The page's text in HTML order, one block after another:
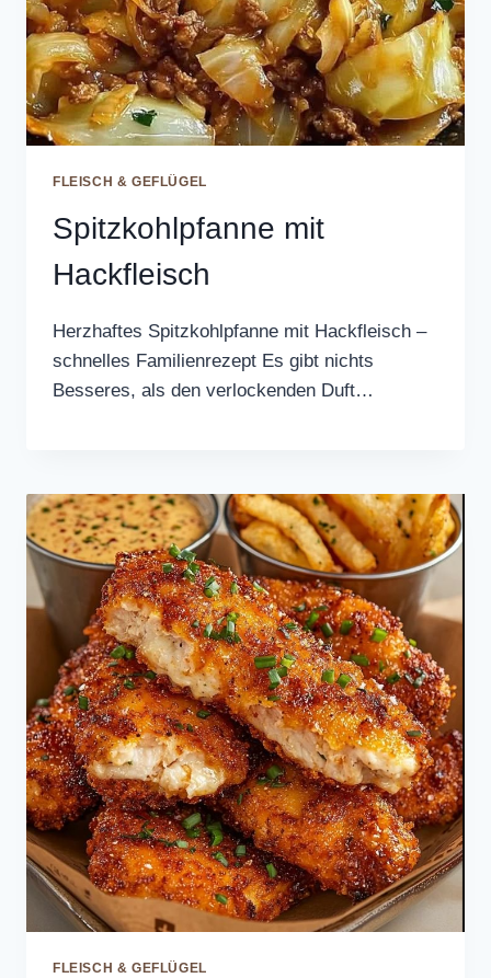
FLEISCH & GEFLÜGEL
Spitzkohlpfanne mit
Hackfleisch
Herzhaftes Spitzkohlpfanne mit Hackfleisch –
schnelles Familienrezept Es gibt nichts
Besseres, als den verlockenden Duft…
FLEISCH & GEFLÜGEL